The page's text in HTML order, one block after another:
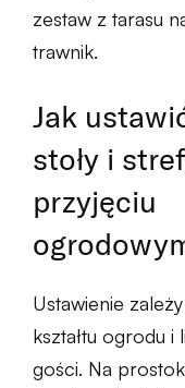
zestaw z tarasu
trawnik.
Jak
stoły i
przyjęciu
Ustawienie
kształtu ogrodu i
gości. Na